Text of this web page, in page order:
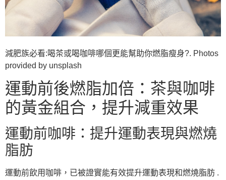
減肥族必看:喝茶或喝咖啡哪個更能幫助你燃脂瘦身?. Photos
provided by unsplash
運動前後燃脂加倍：茶與咖啡
的黃金組合，提升減重效果
運動前咖啡：提升運動表現與燃燒
脂肪
運動前飲用咖啡，已被證實能有效提升運動表現和燃燒脂肪 .